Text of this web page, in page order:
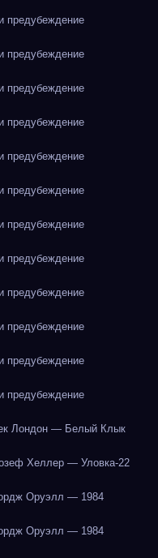
предубеждение
предубеждение
предубеждение
предубеждение
предубеждение
предубеждение
предубеждение
предубеждение
предубеждение
предубеждение
предубеждение
предубеждение
Лондон — Белый Клык
Хеллер — Уловка-22
Оруэлл — 1984
Оруэлл — 1984